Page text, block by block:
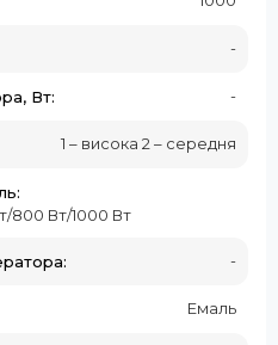
-
Вт: -
1 – висока 2 – середня
800 Вт/1000 Вт
-
Емаль